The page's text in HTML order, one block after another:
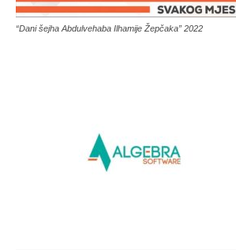
“Dani šejha Abdulvehaba Ilhamije Žepčaka” 2022